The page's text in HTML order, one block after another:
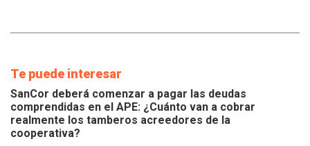
Te puede interesar
SanCor deberá comenzar a pagar las deudas
comprendidas en el APE: ¿Cuánto van a cobrar
realmente los tamberos acreedores de la
cooperativa?